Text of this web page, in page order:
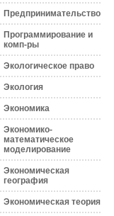
Предпринимательство
Программирование и
комп-ры
Экологическое право
Экология
Экономика
Экономико-
математическое
моделирование
Экономическая
география
Экономическая теория